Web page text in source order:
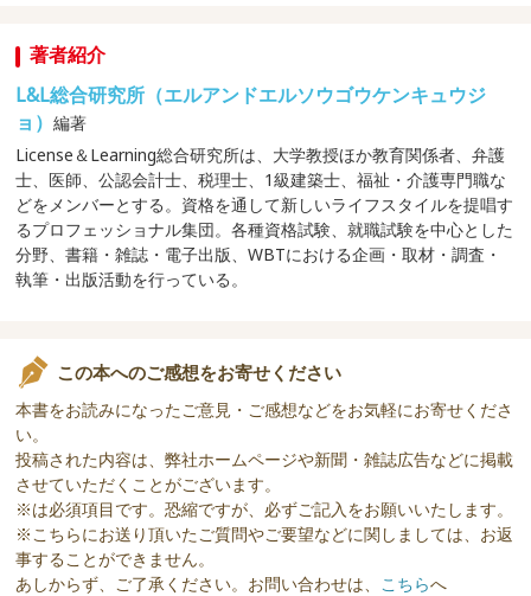
著者紹介
L&L総合研究所（エルアンドエルソウゴウケンキュウジ
ョ）編著
License＆Learning総合研究所は、大学教授ほか教育関係者、弁護
士、医師、公認会計士、税理士、1級建築士、福祉・介護専門職な
どをメンバーとする。資格を通して新しいライフスタイルを提唱す
るプロフェッショナル集団。各種資格試験、就職試験を中心とした
分野、書籍・雑誌・電子出版、WBTにおける企画・取材・調査・
執筆・出版活動を行っている。
この本へのご感想をお寄せください
本書をお読みになったご意見・ご感想などをお気軽にお寄せくださ
い。
投稿された内容は、弊社ホームページや新聞・雑誌広告などに掲載
させていただくことがございます。
※は必須項目です。恐縮ですが、必ずご記入をお願いいたします。
※こちらにお送り頂いたご質問やご要望などに関しましては、お返
事することができません。
あしからず、ご了承ください。お問い合わせは、 こちらへ